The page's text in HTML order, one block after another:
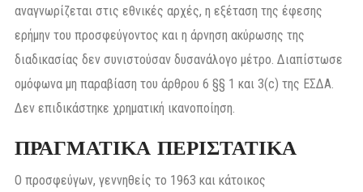
αναγνωρίζεται στις εθνικές αρχές, η εξέταση της έφεσης
ερήμην του προσφεύγοντος και η άρνηση ακύρωσης της
διαδικασίας δεν συνιστούσαν δυσανάλογο μέτρο. Διαπίστωσε
ομόφωνα μη παραβίαση του άρθρου 6 §§ 1 και 3(c) της ΕΣΔΑ.
Δεν επιδικάστηκε χρηματική ικανοποίηση.
ΠΡΑΓΜΑΤΙΚΑ ΠΕΡΙΣΤΑΤΙΚΑ
Ο προσφεύγων, γεννηθείς το 1963 και κάτοικος